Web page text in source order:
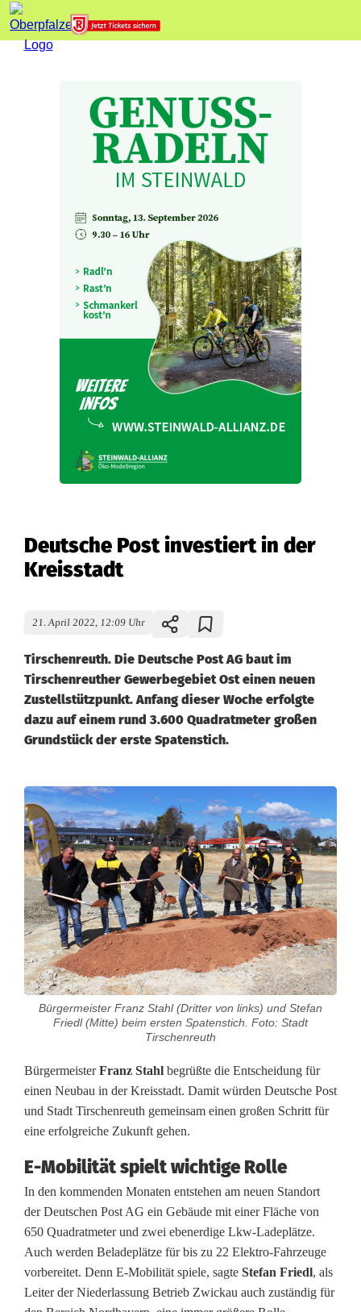
Deutsche Post investiert in der
Kreisstadt
21. April 2022, 12:09 Uhr
Tirschenreuth. Die Deutsche Post AG baut im
Tirschenreuther Gewerbegebiet Ost einen neuen
Zustellstützpunkt. Anfang dieser Woche erfolgte
dazu auf einem rund 3.600 Quadratmeter großen
Grundstück der erste Spatenstich.
D
e
u
t
s
c
h
o
s
t
i
n
v
e
s
Bürgermeister Franz Stahl (Dritter von links) und Stefan
Friedl (Mitte) beim ersten Spatenstich. Foto: Stadt
Tirschenreuth
BürgermeisterFranz Stahl begrüßte die Entscheidung für
einen Neubau in der Kreisstadt. Damit würden Deutsche Post
und Stadt Tirschenreuth gemeinsam einen großen Schritt für
eine erfolgreiche Zukunft gehen.
E-Mobilität spielt wichtige Rolle
In den kommenden Monaten entstehen am neuen Standort
der Deutschen Post AG ein Gebäude mit einer Fläche von
650 Quadratmeter und zwei ebenerdige Lkw-Ladeplätze.
Auch werden Beladeplätze für bis zu 22 Elektro-Fahrzeuge
vorbereitet. Denn E-Mobilität spiele, sagte Stefan Friedl, als
Leiter der Niederlassung Betrieb Zwickau auch zuständig für